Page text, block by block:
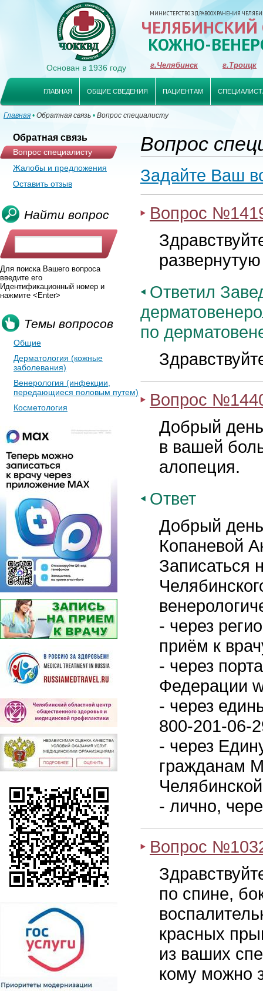
Основан в 1936 году
МИНИСТЕРСТВО ЗДРАВООХРАНЕНИЯ
КОЖНО-
г.Челябинск г.Троицк
ГЛАВНАЯ ОБЩИЕ СВЕДЕНИЯ ПАЦИЕНТАМ
Главная• Обратная связь • Вопрос специалисту
Вопрос
Задайте Ваш
Вопрос
Ответил
по
Вопрос
Добрый
в вашей
алопеция.
Ответ
Добрый
Копаневой
Записаться
- через
приём к
- через
Федерации
- через
800-201-06-
- через
гражданам
- лично,
Вопрос
по спине,
красных
из ваших
кому можно
Обратная связь
Вопрос специалисту
Жалобы и предложения
Оставить отзыв
Найти вопрос
Для поиска Вашего вопроса
введите его
Идентификационный номер и
нажмите <Enter>
Темы вопросов
Общие
Дерматология (кожные
заболевания)
Венерология (инфекции,
передающиеся половым путем)
Косметология